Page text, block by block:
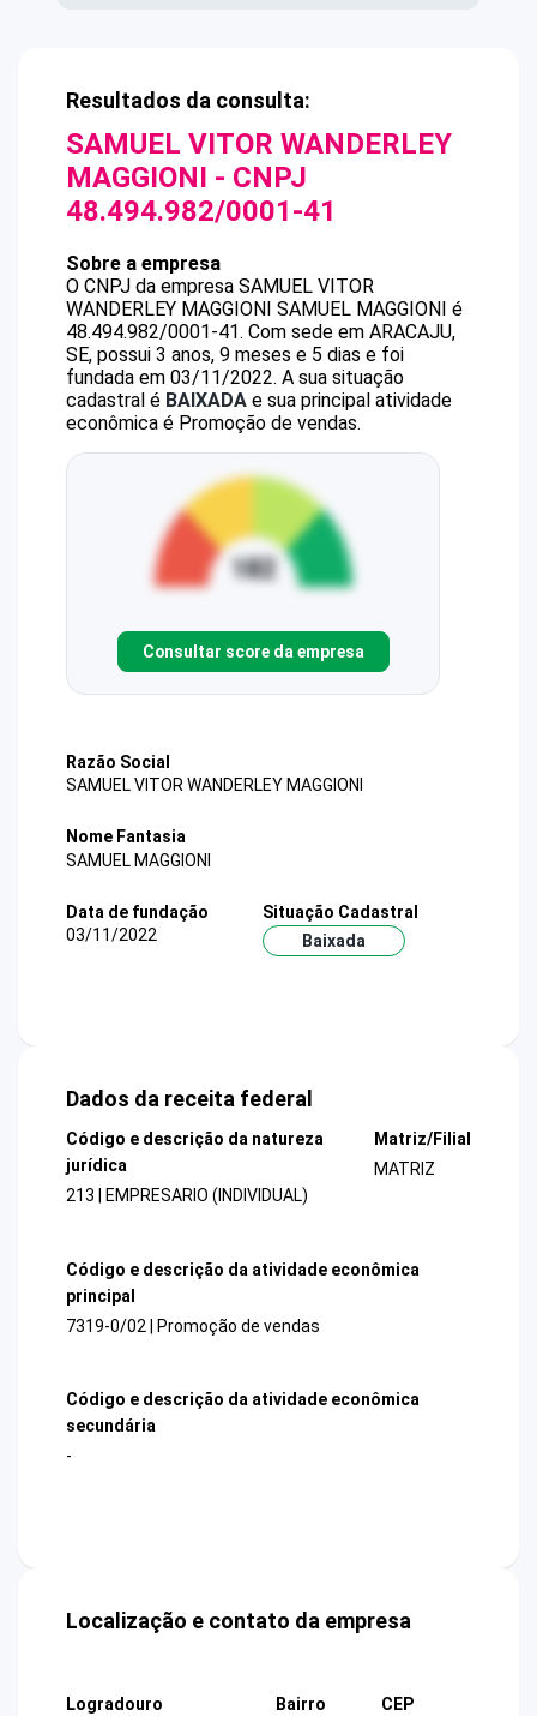
Resultados da consulta:
SAMUEL VITOR WANDERLEY
MAGGIONI - CNPJ
48.494.982/0001-41
Sobre a empresa
O CNPJ da empresa SAMUEL VITOR
WANDERLEY MAGGIONI SAMUEL MAGGIONI é
48.494.982/0001-41. Com sede em ARACAJU,
SE, possui 3 anos, 9 meses e 5 dias e foi
fundada em 03/11/2022. A sua situação
cadastral é BAIXADA e sua principal atividade
econômica é Promoção de vendas.
Consultar score da empresa
Razão Social
SAMUEL VITOR WANDERLEY MAGGIONI
Nome Fantasia
SAMUEL MAGGIONI
Data de fundação
03/11/2022
Situação Cadastral
Baixada
Dados da receita federal
Código e descrição da natureza
jurídica
213 | EMPRESARIO (INDIVIDUAL)
Matriz/Filial
MATRIZ
Código e descrição da atividade econômica
principal
7319-0/02 | Promoção de vendas
Código e descrição da atividade econômica
secundária
-
Localização e contato da empresa
Logradouro
Bairro
CEP